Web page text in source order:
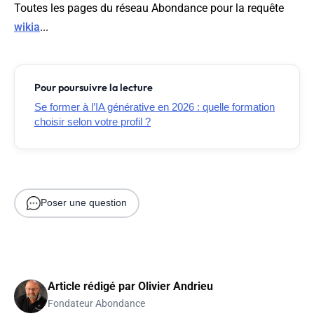
Toutes les pages du réseau Abondance pour la requête
wikia...
Pour poursuivre la lecture
Se former à l’IA générative en 2026 : quelle formation
choisir selon votre profil ?
Poser une question
Article rédigé par Olivier Andrieu
Fondateur Abondance